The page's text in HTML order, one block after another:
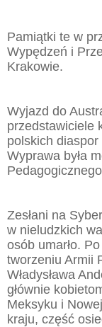
Pamiątki te w
Wypędzeń i
Krakowie.
Wyjazd do
przedstawiciele
polskich
Wyprawa była
Zesłani na
w nieludzkich
osób umarło.
tworzeniu Armii
Władysława
głównie
Meksyku i
kraju, część